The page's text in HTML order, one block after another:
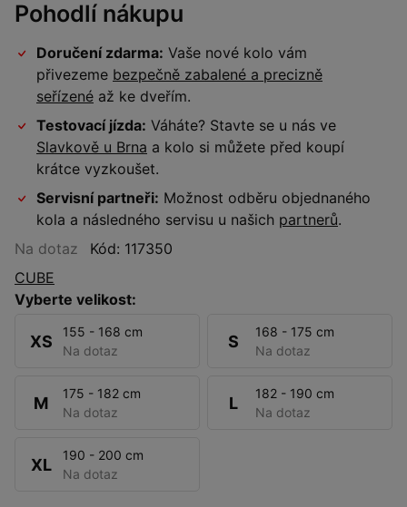
Pohodlí nákupu
Doručení zdarma: Vaše nové kolo vám
přivezeme bezpečně zabalené a precizně
seřízené až ke dveřím.
Testovací jízda: Váháte? Stavte se u nás ve
Slavkově u Brna a kolo si můžete před koupí
krátce vyzkoušet.
Servisní partneři: Možnost odběru objednaného
kola a následného servisu u našich partnerů.
Na dotaz
Kód: 117350
CUBE
Vyberte velikost:
XS
155 - 168 cm
Na dotaz
S
168 - 175 cm
Na dotaz
M
175 - 182 cm
Na dotaz
L
182 - 190 cm
Na dotaz
XL
190 - 200 cm
Na dotaz